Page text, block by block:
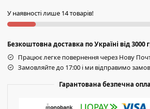
У наявності лише 14 товарів!
Безкоштовна доставка по Україні від 3000
Працює легке повернення через Нову
Замовляйте до 17:00 і ми відправимо
Гарантована безпечна